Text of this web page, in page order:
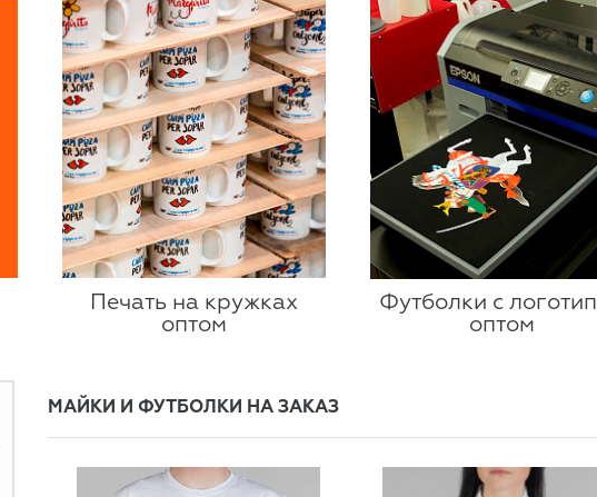
Печать на кружках
оптом
Футболки с
оптом
МАЙКИ И ФУТБОЛКИ НА ЗАКАЗ